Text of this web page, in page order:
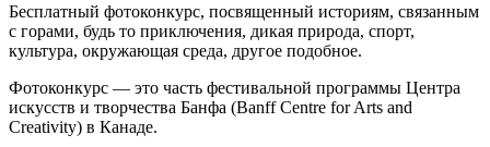
Бесплатный фотоконкурс, посвященный историям, связанным
с горами, будь то приключения, дикая природа, спорт,
культура, окружающая среда, другое подобное.
Фотоконкурс — это часть фестивальной программы Центра
искусств и творчества Банфа (Banff Centre for Arts and
Creativity) в Канаде.